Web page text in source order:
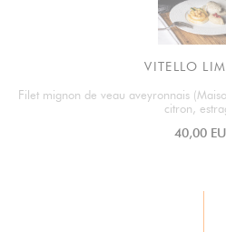
VITELLO
Filet mignon de veau aveyronnais
citron,
40,00